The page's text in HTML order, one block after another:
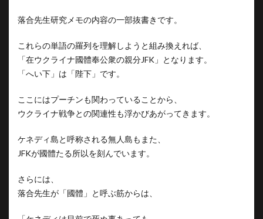
落合先生研究メモの内容の一部抜書きです。
これらの単語の羅列を理解しようと組み換えれば、
「在ウクライナ國體奉公衆の親分JFK」となります。
「へい下」は「陛下」です。
ここにはプーチンも関わっていることから、
ウクライナ戦争との関連性も浮かびあがってきます。
ケネディ島と呼称される無人島もまた、
JFKが國體たる所以を刻んでいます。
さらには、
落合先生が「國體」と呼ぶ筋からは、